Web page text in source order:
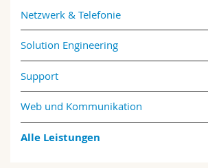
Netzwerk & Telefonie
Solution Engineering
Support
Web und Kommunikation
Alle Leistungen